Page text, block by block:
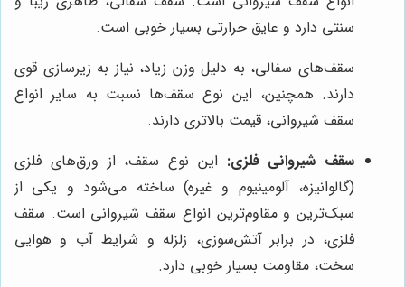
سنتی دارد و عایق حرارتی بسیار خوبی است.
سقف‌های سفالی، به دلیل وزن زیاد، نیاز به زیرسازی قوی
دارند. همچنین، این نوع سقف‌ها نسبت به سایر انواع
سقف شیروانی، قیمت بالاتری دارند.
سقف شیروانی فلزی: این نوع سقف، از ورق‌های فلزی
(گالوانیزه، آلومینیوم و غیره) ساخته می‌شود و یکی از
سبک‌ترین و مقاوم‌ترین انواع سقف شیروانی است. سقف
فلزی، در برابر آتش‌سوزی، زلزله و شرایط آب و هوایی
سخت، مقاومت بسیار خوبی دارد.